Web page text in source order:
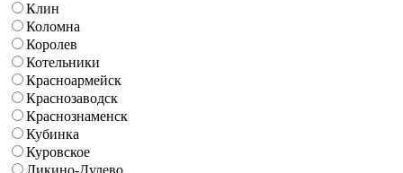
Клин
Коломна
Королев
Котельники
Красноармейск
Краснозаводск
Краснознаменск
Кубинка
Куровское